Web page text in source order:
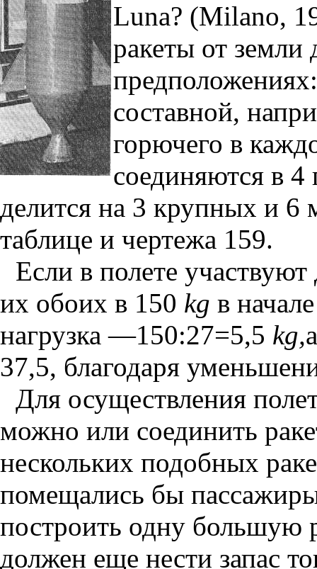
Luna? (Milano,
ракеты от
составной,
горючего в
соединяются в
делится на 3 крупных и 6
таблице и чертежа 159.
Если в полете
их обоих в 150 kg в
нагрузка —150:27=5,5 kg,
37,5, благодаря
Для осуществления
можно или соединить
нескольких подобных
помещались бы
построить одну большую
должен еще нести запас